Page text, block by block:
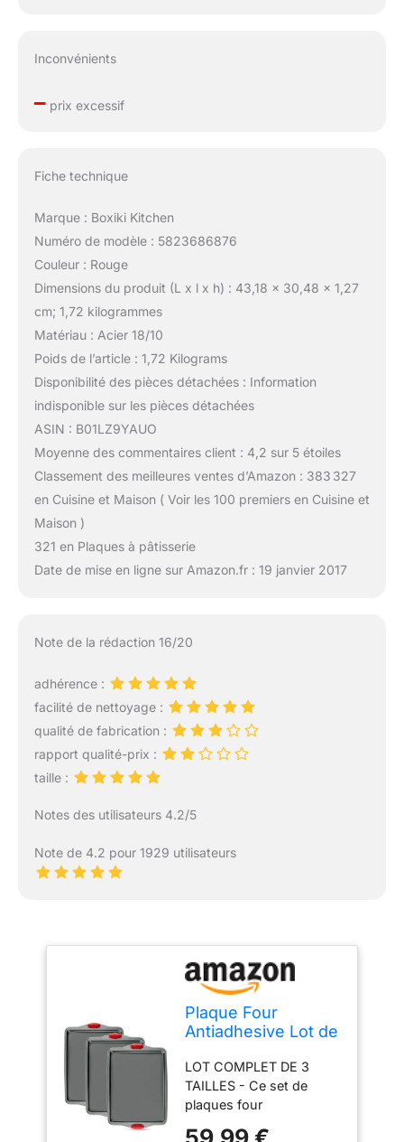
Inconvénients
–prix excessif
Fiche technique
Marque : Boxiki Kitchen
Numéro de modèle : 5823686876
Couleur : Rouge
Dimensions du produit (L x l x h) : 43,18 x 30,48 x 1,27
cm; 1,72 kilogrammes
Matériau : Acier 18/10
Poids de l’article : 1,72 Kilograms
Disponibilité des pièces détachées : Information
indisponible sur les pièces détachées
ASIN : B01LZ9YAUO
Moyenne des commentaires client : 4,2 sur 5 étoiles
Classement des meilleures ventes d’Amazon : 383 327
en Cuisine et Maison ( Voir les 100 premiers en Cuisine et
Maison )
321 en Plaques à pâtisserie
Date de mise en ligne sur Amazon.fr : 19 janvier 2017
Note de la rédaction 16/20
adhérence :
facilité de nettoyage :
qualité de fabrication :
rapport qualité-prix :
taille :
Notes des utilisateurs 4.2/5
Note de 4.2 pour 1929 utilisateurs
Plaque Four
Antiadhesive Lot de
Rectangulaire
Patisserie en Acier
Carbone avec
Poignees Silicone,
LOT COMPLET DE 3
TAILLES - Ce set de
plaques four